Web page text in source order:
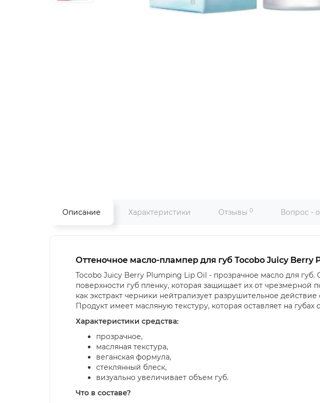
Описание Характеристики Отзывы 0 Вопрос -
Оттеночное масло-плампер для губ Tocobo Juicy Berry
Tocobo Juicy Berry Plumping Lip Oil - прозрачное масло для губ.
поверхности губ пленку, которая защищает их от
как экстракт черники нейтрализует разрушительное
Продукт имеет масляную текстуру, которая оставляет на
Характеристики средства:
прозрачное,
масляная текстура,
веганская формула,
стеклянный блеск,
визуально увеличивает объем губ.
Что в составе?